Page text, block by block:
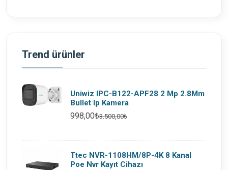
Trend ürünler
Uniwiz IPC-B122-APF28 2 Mp 2.8Mm
Bullet Ip Kamera
998,00₺3.500,00₺
Ttec NVR-1108HM/8P-4K 8 Kanal
Poe Nvr Kayıt Cihazı